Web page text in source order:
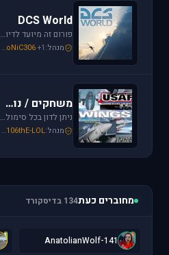
DCS World
פורום זה מיועד לדיון בסדרת הסימולטורים Digital Combat Simulator וכן בסדרת Lock On Modern Air Combat. מחפשים תמיכה? או סתם רוצים לשתף מידע ותמונות זהו המקום הנכון.
מנהל: SoNiC306+1
משחקים / נוסטלגיה
ניתן לדון בכל סימולטור טיסה או משחקים שאינם בגדר סימולטורים אשר אין להם פורום נפרד ובסימולטורים נוסטלגיים כגון: אף-15, אף-18, חיל האויר האמריקני, כוכב כחול - "חיל האויר הישראלי" וסטרייק פייטרס.
מנהל: ,106thE-LOL
מחוברים כעת134 בדיסקורד
1
141-AnatolianWolf
[